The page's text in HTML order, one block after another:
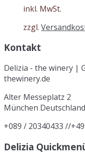
inkl. MwSt.
zzgl.
Kontakt
Delizia - the winery |
thewinery.de
Alter Messeplatz 2
München Deutschland
+089 / 20340433 //
Delizia